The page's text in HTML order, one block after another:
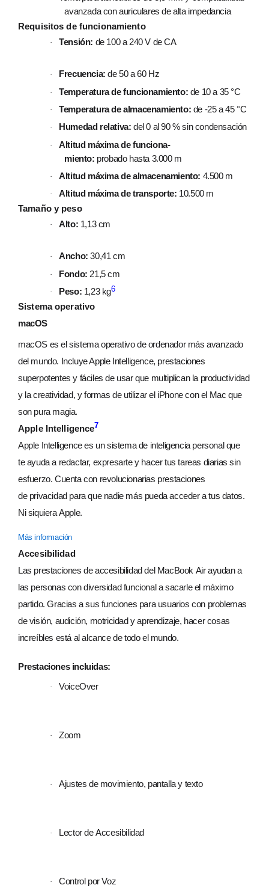
avanzada con auriculares de alta impedancia
Requisitos de funciona­miento
· Tensión: de 100 a 240 V de CA
· Frecuencia: de 50 a 60 Hz
· Temperatura de funciona­miento: de 10 a 35 °C
· Temperatura de almacena­miento: de -25 a 45 °C
· Humedad relativa: del 0 al 90 % sin condensación
·
Altitud máxima de funciona­
miento: probado hasta 3.000 m
· Altitud máxima de almacena­miento: 4.500 m
· Altitud máxima de transporte: 10.500 m
Tamaño y peso
· Alto: 1,13 cm
· Ancho:30,41 cm
· Fondo: 21,5 cm
· Peso: 1,23 kg6
Sistema operativo
macOS
macOS es el sistema operativo de ordenador más avanzado
del mundo. Incluye Apple Intelligence, prestaciones
superpotentes y fáciles de usar que multiplican la productividad
y la creatividad, y formas de utilizar el iPhone con el Mac que
son pura magia.
Apple Intelligence7
Apple Intelligence es un sistema de inteligencia personal que
te ayuda a redactar, expresarte y hacer tus tareas diarias sin
esfuerzo. Cuenta con revolucionarias prestaciones
de privacidad para que nadie más pueda acceder a tus datos.
Ni siquiera Apple.
Más información
Accesibilidad
Las prestaciones de accesibilidad del MacBook Air ayudan a
las personas con diversidad funcional a sacarle el máximo
partido. Gracias a sus funciones para usuarios con problemas
de visión, audición, motricidad y aprendizaje, hacer cosas
increíbles está al alcance de todo el mundo.
Prestaciones incluidas:
· VoiceOver
· Zoom
· Ajustes de movimiento, pantalla y texto
· Lector de Accesibilidad
· Control por Voz